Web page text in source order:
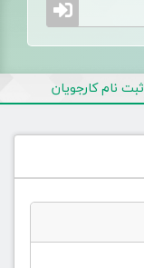
ثبت نام کارجویان